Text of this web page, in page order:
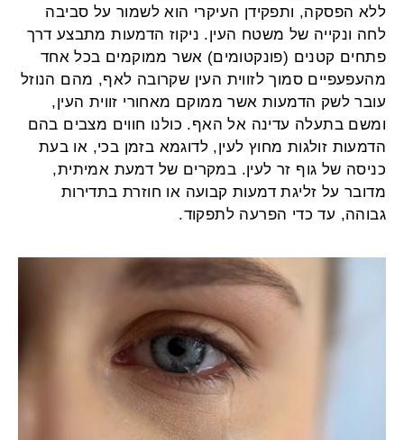
ללא הפסקה, ותפקידן העיקרי הוא לשמור על סביבה
לחה ונקייה של משטח העין. ניקוז הדמעות מתבצע דרך
פתחים קטנים (פונקטומים) אשר ממוקמים בכל אחד
מהעפעפיים סמוך לזווית העין שקרובה לאף, מהם הנוזל
עובר לשק הדמעות אשר ממוקם מאחורי זווית העין,
ומשם בתעלה עדינה אל האף. כולנו חווים מצבים בהם
הדמעות זולגות מחוץ לעין, לדוגמא בזמן בכי, או בעת
כניסה של גוף זר לעין. במקרים של דמעת אמיתית,
מדובר על זליגת דמעות קבועה או חוזרת בתדירות
גבוהה, עד כדי הפרעה לתפקוד.